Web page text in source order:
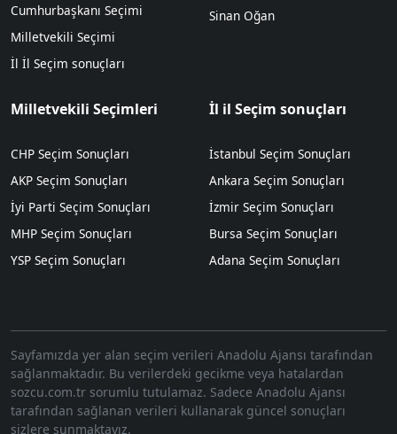
Cumhurbaşkanı Seçimi
Milletvekili Seçimi
İl İl Seçim sonuçları
Sinan Oğan
Milletvekili Seçimleri
CHP Seçim Sonuçları
AKP Seçim Sonuçları
İyi Parti Seçim Sonuçları
MHP Seçim Sonuçları
YSP Seçim Sonuçları
İl il Seçim sonuçları
İstanbul Seçim Sonuçları
Ankara Seçim Sonuçları
İzmir Seçim Sonuçları
Bursa Seçim Sonuçları
Adana Seçim Sonuçları
Sayfamızda yer alan seçim verileri Anadolu Ajansı tarafından
sağlanmaktadır. Bu verilerdeki gecikme veya hatalardan
sozcu.com.tr sorumlu tutulamaz. Sadece Anadolu Ajansı
tarafından sağlanan verileri kullanarak güncel sonuçları
sizlere sunmaktayız.